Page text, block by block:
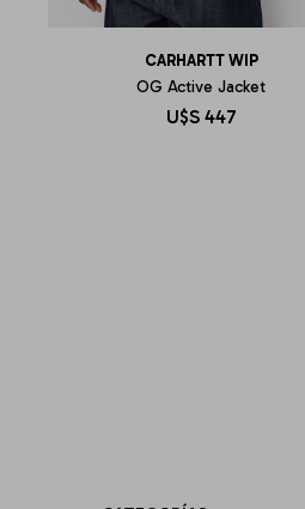
CARHARTT WIP
OG Active Jacket
U$S 447